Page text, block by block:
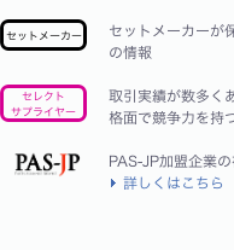
セットメーカー
セットメーカーが
の情報
セレクト
サプライヤー
取引実績が数多く
格面で競争力を持
PAS-JP加盟企業
詳しくはこちら